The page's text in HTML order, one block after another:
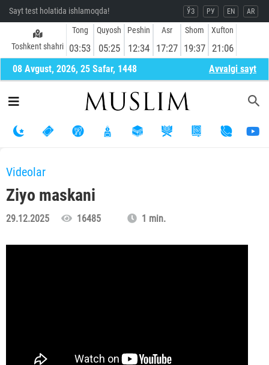
Sayt test holatida ishlamoqda! ЎЗ РУ EN AR
Toshkent shahri
Tong
03:53
Quyosh
05:25
Peshin
12:34
Asr
17:27
Shom
19:37
Xufton
21:06
08 Avgust, 2026, 25 Safar, 1448 Avvalgi sayt
Videolar
Ziyo maskani
29.12.2025 16485 1 min.